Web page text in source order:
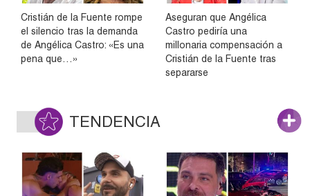
Cristián de la Fuente rompe
el silencio tras la demanda
de Angélica Castro: «Es una
pena que…»
Aseguran que Angélica
Castro pediría una
millonaria compensación a
Cristián de la Fuente tras
separarse
TENDENCIA